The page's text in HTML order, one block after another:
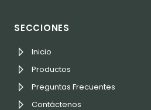
SECCIONES
Inicio
Productos
Preguntas Frecuentes
Contáctenos